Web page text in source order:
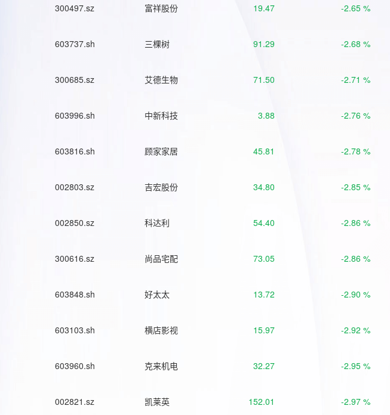
300497.sz 富祥股份 19.47 -2.65 %
603737.sh 三棵树 91.29 -2.68 %
300685.sz 艾德生物 71.50 -2.71 %
603996.sh 中新科技 3.88 -2.76 %
603816.sh 顾家家居 45.81 -2.78 %
002803.sz 吉宏股份 34.80 -2.85 %
002850.sz 科达利 54.40 -2.86 %
300616.sz 尚品宅配 73.05 -2.86 %
603848.sh 好太太 13.72 -2.90 %
603103.sh 横店影视 15.97 -2.92 %
603960.sh 克来机电 32.27 -2.95 %
002821.sz 凯莱英 152.01 -2.97 %